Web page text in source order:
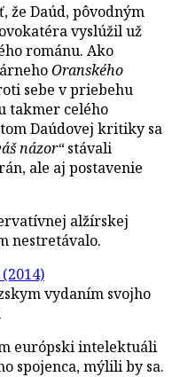
že Daúd, pôvodným
vyslúžil už
románu. Ako
Oranského
sebe v priebehu
takmer celého
Daúdovej kritiky sa
názor“stávali
ale aj postavenie
alžírskej
nestretávalo.
vydaním svojho
európski intelektuáli
spojenca, mýlili by sa.